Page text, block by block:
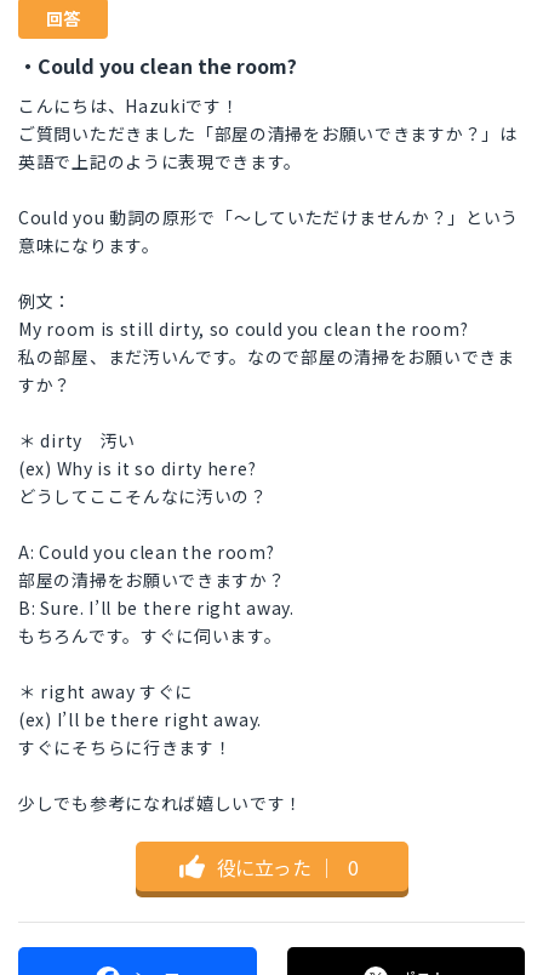
回答
・Could you clean the room?
こんにちは、Hazukiです！
ご質問いただきました「部屋の清掃をお願いできますか？」は
英語で上記のように表現できます。
Could you 動詞の原形で「～していただけませんか？」という
意味になります。
例文：
My room is still dirty, so could you clean the room?
私の部屋、まだ汚いんです。なので部屋の清掃をお願いできま
すか？
＊ dirty 汚い
(ex) Why is it so dirty here?
どうしてここそんなに汚いの？
A: Could you clean the room?
部屋の清掃をお願いできますか？
B: Sure. I’ll be there right away.
もちろんです。すぐに伺います。
＊ right away すぐに
(ex) I’ll be there right away.
すぐにそちらに行きます！
少しでも参考になれば嬉しいです！
役に立った ｜ 0